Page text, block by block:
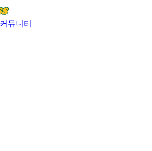
커뮤니티